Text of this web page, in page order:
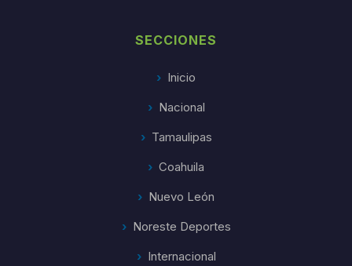
SECCIONES
Inicio
Nacional
Tamaulipas
Coahuila
Nuevo León
Noreste Deportes
Internacional